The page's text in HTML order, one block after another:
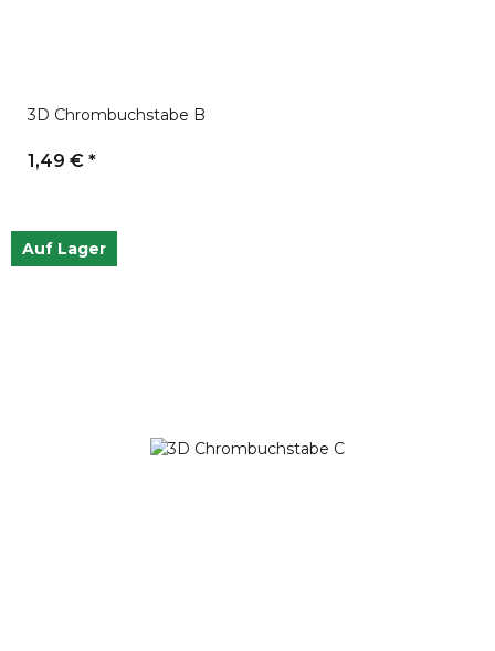
3D Chrombuchstabe B
1,49 € *
Auf Lager